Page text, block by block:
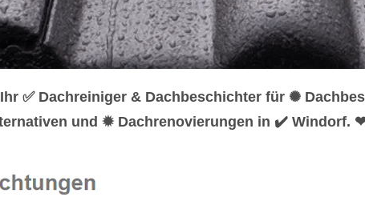
✅ Dachreiniger & Dachbeschichter für ✺
und ✹ Dachrenovierungen in ✔️ Windorf.